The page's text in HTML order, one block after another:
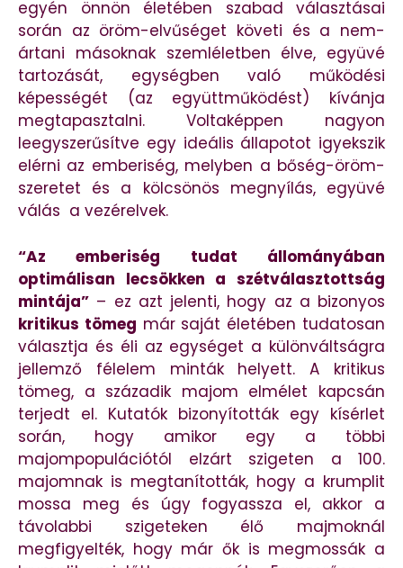
egyén önnön életében szabad választásai
során az öröm-elvűséget követi és a nem-
ártani másoknak szemléletben élve, együvé
tartozását, egységben való működési
képességét (az együttműködést) kívánja
megtapasztalni. Voltaképpen nagyon
leegyszerűsítve egy ideális állapotot igyekszik
elérni az emberiség, melyben a bőség-öröm-
szeretet és a kölcsönös megnyílás, együvé
válás a vezérelvek.
“Az emberiség tudat állományában
optimálisan lecsökken a szétválasztottság
mintája” – ez azt jelenti, hogy az a bizonyos
kritikus tömeg már saját életében tudatosan
választja és éli az egységet a különváltságra
jellemző félelem minták helyett. A kritikus
tömeg, a századik majom elmélet kapcsán
terjedt el. Kutatók bizonyították egy kísérlet
során, hogy amikor egy a többi
majompopulációtól elzárt szigeten a 100.
majomnak is megtanították, hogy a krumplit
mossa meg és úgy fogyassza el, akkor a
távolabbi szigeteken élő majmoknál
megfigyelték, hogy már ők is megmossák a